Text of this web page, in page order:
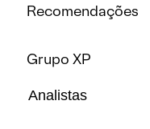
Recomendações
Grupo XP
Analistas